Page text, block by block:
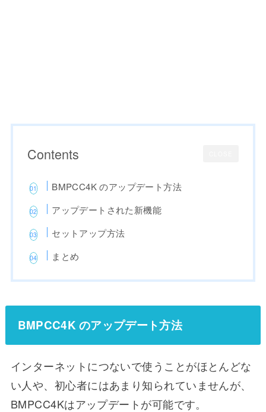
Contents
BMPCC4K のアップデート方法
アップデートされた新機能
セットアップ方法
まとめ
BMPCC4K のアップデート方法
インターネットにつないで使うことがほとんどな
い人や、初心者にはあまり知られていませんが、
BMPCC4Kはアップデートが可能です。